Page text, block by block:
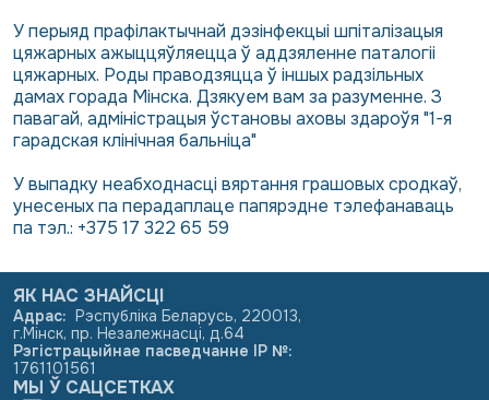
У перыяд прафілактычнай дэзінфекцыі шпіталізацыя
цяжарных ажыццяўляецца ў аддзяленне паталогіі
цяжарных. Роды праводзяцца ў іншых радзільных
дамах горада Мінска. Дзякуем вам за разуменне. З
павагай, адміністрацыя ўстановы аховы здароўя "1-я
гарадская клінічная бальніца"
У выпадку неабходнасці вяртання грашовых сродкаў,
унесеных па перадаплаце папярэдне тэлефанаваць
па тэл.: +375 17 322 65 59
ЯК НАС ЗНАЙСЦІ
Адрас: Рэспубліка Беларусь, 220013,
г.Мінск, пр. Незалежнасці, д.64
Рэгістрацыйнае пасведчанне ІР №:
1761101561
МЫ Ў САЦСЕТКАХ